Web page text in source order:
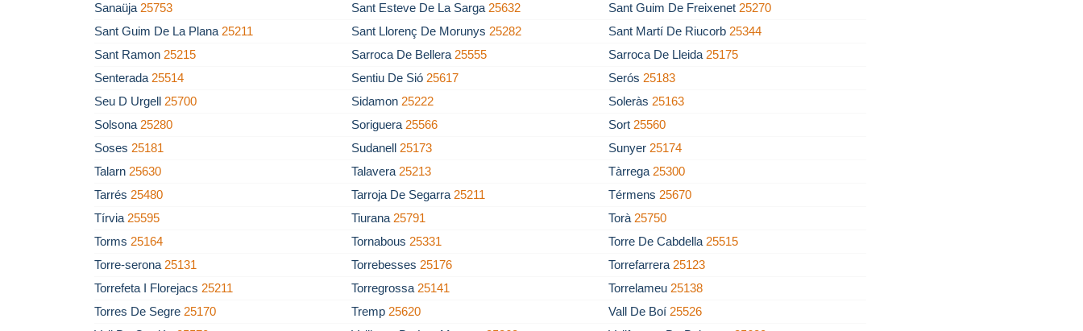
Sanaüja 25753 Sant Esteve De La Sarga 25632 Sant Guim De Freixenet 25270
Sant Guim De La Plana 25211 Sant Llorenç De Morunys 25282 Sant Martí De Riucorb 25344
Sant Ramon 25215 Sarroca De Bellera 25555 Sarroca De Lleida 25175
Senterada 25514 Sentiu De Sió 25617 Serós 25183
Seu D Urgell 25700 Sidamon 25222 Soleràs 25163
Solsona 25280 Soriguera 25566 Sort 25560
Soses 25181 Sudanell 25173 Sunyer 25174
Talarn 25630 Talavera 25213 Tàrrega 25300
Tarrés 25480 Tarroja De Segarra 25211 Térmens 25670
Tírvia 25595 Tiurana 25791 Torà 25750
Torms 25164 Tornabous 25331 Torre De Cabdella 25515
Torre-serona 25131 Torrebesses 25176 Torrefarrera 25123
Torrefeta I Florejacs 25211 Torregrossa 25141 Torrelameu 25138
Torres De Segre 25170 Tremp 25620 Vall De Boí 25526